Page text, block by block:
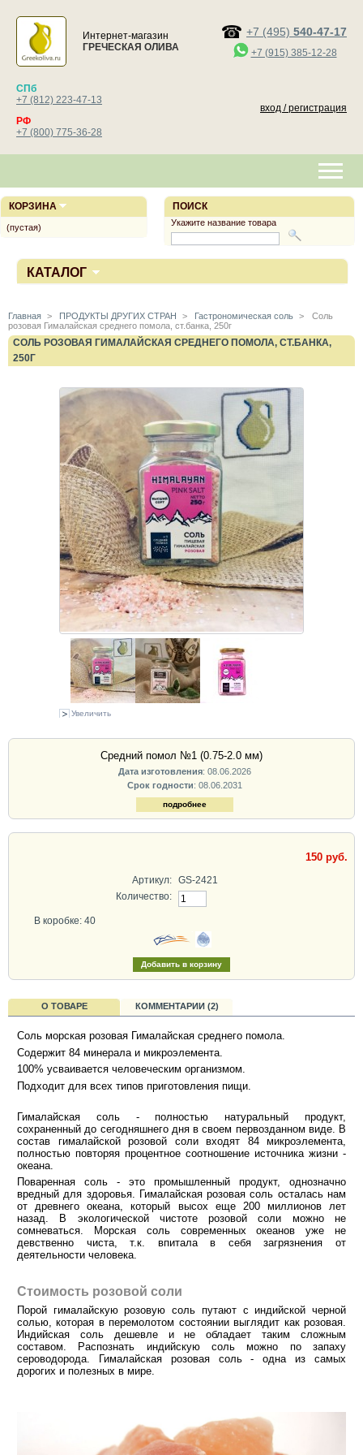
Интернет-магазин
ГРЕЧЕСКАЯ ОЛИВА
+7 (495) 540-47-17
+7 (915) 385-12-28
СПб
+7 (812) 223-47-13
РФ
+7 (800) 775-36-28
вход / регистрация
КАТАЛОГ
Главная > ПРОДУКТЫ ДРУГИХ СТРАН > Гастрономическая соль >
Соль
розовая Гималайская среднего помола, ст.банка, 250г
СОЛЬ РОЗОВАЯ ГИМАЛАЙСКАЯ СРЕДНЕГО ПОМОЛА, СТ.БАНКА,
250Г
Увеличить
Средний помол №1 (0.75-2.0 мм)
Дата изготовления: 08.06.2026
Срок годности: 08.06.2031
подробнее
150 руб.
Артикул: GS-2421
Количество:
В коробке: 40
О ТОВАРЕ КОММЕНТАРИИ (2)
Соль морская розовая Гималайская среднего помола.
Содержит 84 минерала и микроэлемента.
100% усваивается человеческим организмом.
Подходит для всех типов приготовления пищи.
Гималайская соль - полностью натуральный продукт,
сохраненный до сегодняшнего дня в своем первозданном виде. В
состав гималайской розовой соли входят 84 микроэлемента,
полностью повторяя процентное соотношение источника жизни -
океана.
Поваренная соль - это промышленный продукт, однозначно
вредный для здоровья. Гималайская розовая соль осталась нам
от древнего океана, который высох еще 200 миллионов лет
назад. В экологической чистоте розовой соли можно не
сомневаться. Морская соль современных океанов уже не
девственно чиста, т.к. впитала в себя загрязнения от
деятельности человека.
Стоимость розовой соли
Порой гималайскую розовую соль путают с индийской черной
солью, которая в перемолотом состоянии выглядит как розовая.
Индийская соль дешевле и не обладает таким сложным
составом. Распознать индийскую соль можно по запаху
сероводорода. Гималайская розовая соль - одна из самых
дорогих и полезных в мире.
ПОИСК
Укажите название товара
КОРЗИНА
(пустая)